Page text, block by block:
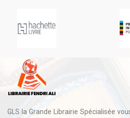
GLS la Grande Librairie Spécialisée